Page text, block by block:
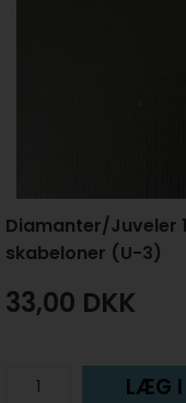
Diamanter/Juveler
skabeloner (U-3)
33,00 DKK
LÆG I